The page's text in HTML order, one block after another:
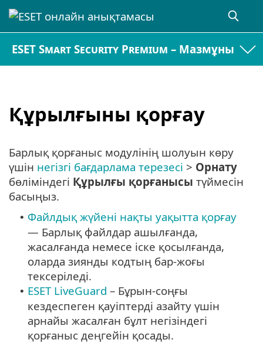
ESET Smart Security Premium – Мазмұны
Құрылғыны қорғау
Барлық қорғаныс модулінің шолуын көру
үшін негізгі бағдарлама терезесі > Орнату
бөліміндегі Құрылғы қорғанысы түймесін
басыңыз.
• Файлдық жүйені нақты уақытта қорғау
— Барлық файлдар ашылғанда,
жасалғанда немесе іске қосылғанда,
оларда зиянды кодтың бар-жоғы
тексеріледі.
• ESET LiveGuard – Бұрын-соңғы
кездеспеген қауіптерді азайту үшін
арнайы жасалған бұлт негізіндегі
қорғаныс деңгейін қосады.